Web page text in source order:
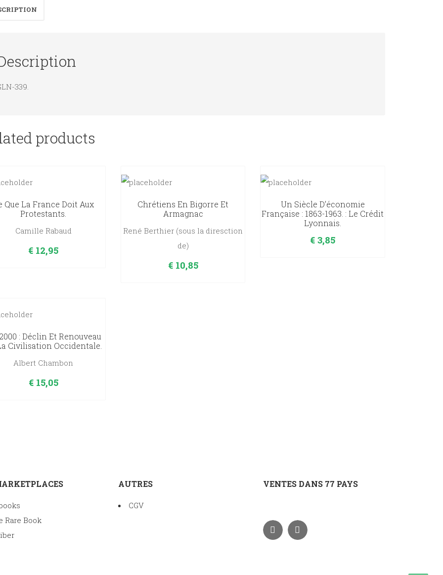
339.
products
Que La France Doit Aux
Protestants.
Camille Rabaud
€ 12,95
Chrétiens En Bigorre Et
Armagnac
René Berthier (sous la diresction
de)
€10,85
Un Siècle D’économie
Française : 1863-1963. : Le Crédit
Lyonnais.
€ 3,85
: Déclin Et Renouveau
Civilisation Occidentale.
Albert Chambon
€15,05
Rare Book
AUTRES
CGV
VENTES DANS 77 PAYS